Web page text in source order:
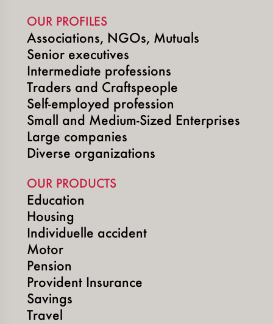
OUR PROFILES
Associations, NGOs, Mutuals
Senior executives
Intermediate professions
Traders and Craftspeople
Self-employed profession
Small and Medium-Sized Enterprises
Large companies
Diverse organizations
OUR PRODUCTS
Education
Housing
Individuelle accident
Motor
Pension
Provident Insurance
Savings
Travel